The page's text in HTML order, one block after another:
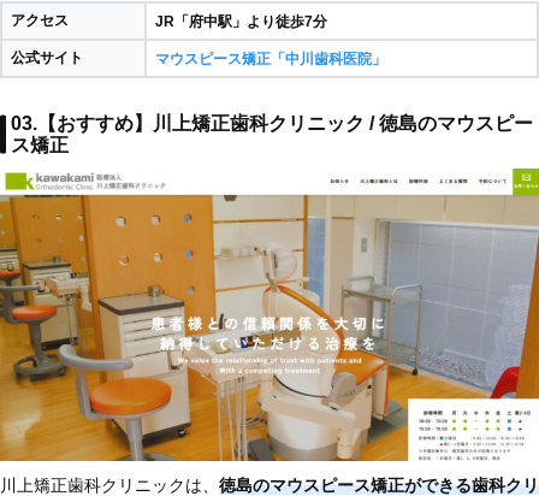
アクセス JR「府中駅」より徒歩7分
公式サイト マウスピース矯正「中川歯科医院」
03.【おすすめ】川上矯正歯科クリニック / 徳島のマウスピー
ス矯正
川上矯正歯科クリニックは、 徳島のマウスピース矯正ができる歯科クリ